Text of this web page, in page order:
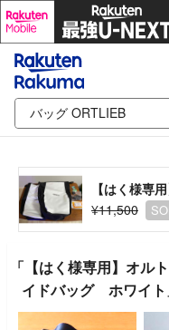
¥11,500
「【はく様専用】オル
イドバッグ ホワイト